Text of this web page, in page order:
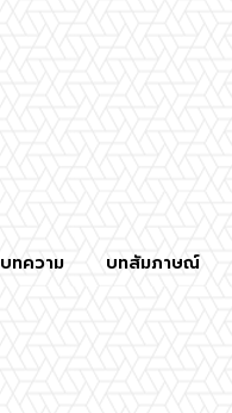
บทความ บทสัมภาษณ์